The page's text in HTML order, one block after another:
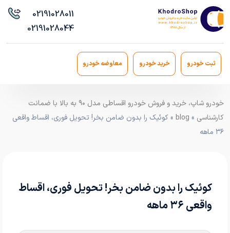
02191028011
02191028044
ثبت خودرو خرید خودرو معاوضه خودرو
خودرو شاپ، خرید و فروش خودرو اقساطی مدل ۹۰ به بالا با ضمانت
کارشناسی »
blog » کوئیک را بدون ضامن بخر! تحویل فوری، اقساط واقعی
۳۶ ماهه
کوئیک را بدون ضامن بخر! تحویل فوری، اقساط
واقعی ۳۶ ماهه